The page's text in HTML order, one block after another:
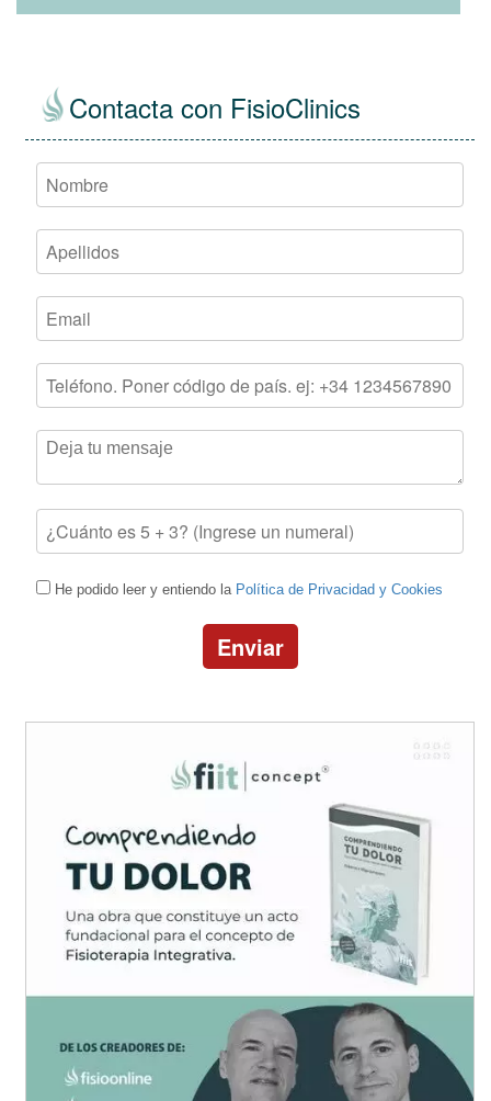
Contacta con FisioClinics
He podido leer y entiendo la Política de Privacidad y Cookies
Enviar